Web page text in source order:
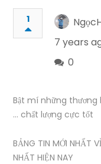
1
7 years
0
Bật mí những
… chất lượng cực tốt
BẢNG TIN MỚI NHẤT
NHẤT HIỆN NAY